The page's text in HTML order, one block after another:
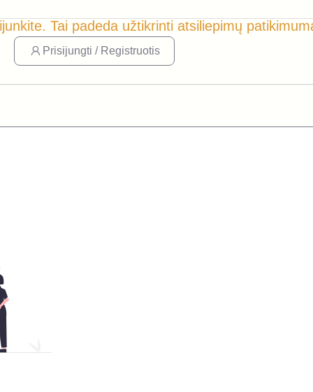
Tai padeda užtikrinti atsiliepimų
Prisijungti / Registruotis